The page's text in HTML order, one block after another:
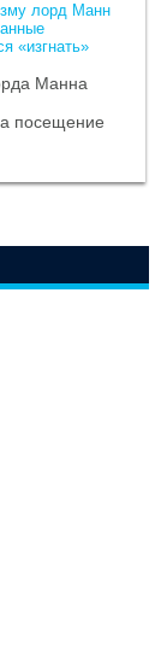
лорд Манн
«изгнать»
Манна
посещение